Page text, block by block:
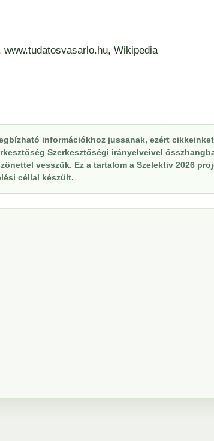
Wikipedia
információkhoz jussanak, ezért
Szerkesztőségi irányelveivel
vesszük. Ez a tartalom a Szelektiv 2026
céllal készült.